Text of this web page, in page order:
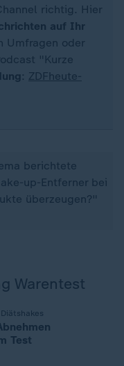
richtig. Hier
auf Ihr
Umfragen oder
"Kurze
: ZDFheute-
berichtete
up-Entferner bei
überzeugen?"
Warentest
Test